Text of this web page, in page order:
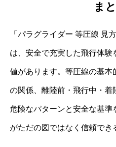
ま
「パラグライダー 等圧線 見
は、安全で充実した飛行体
値があります。等圧線の基本
の関係、離陸前・飛行中・着
危険なパターンと安全な基準
がただの図ではなく信頼でき